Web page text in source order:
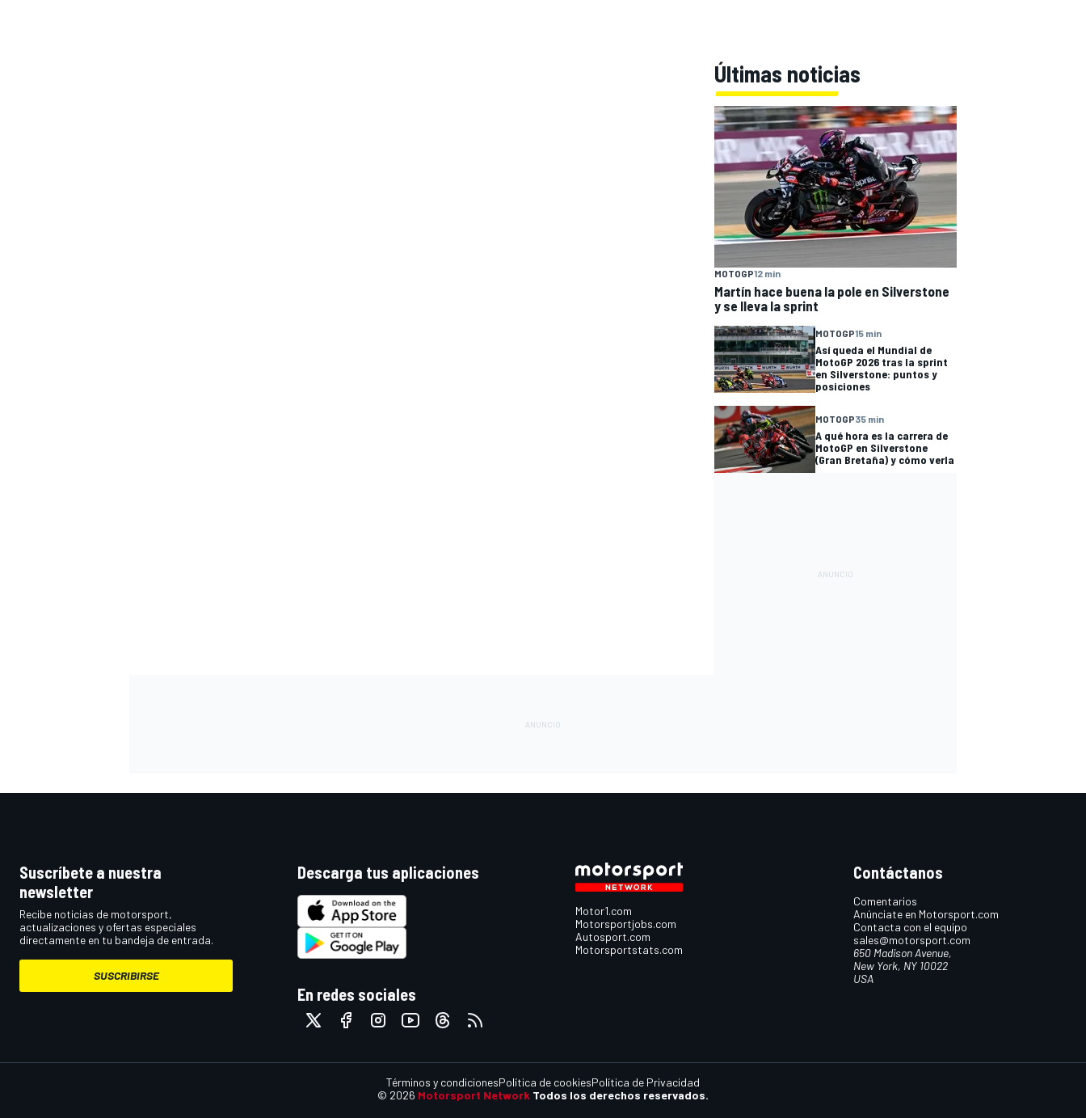
Últimas noticias
MOTOGP12 min
Martín hace buena la pole en Silverstone
y se lleva la sprint
MOTOGP15 min
Así queda el Mundial de
MotoGP 2026 tras la sprint
en Silverstone: puntos y
posiciones
MOTOGP35 min
A qué hora es la carrera de
MotoGP en Silverstone
(Gran Bretaña) y cómo verla
Suscríbete a nuestra
newsletter
Recibe noticias de motorsport,
actualizaciones y ofertas especiales
directamente en tu bandeja de entrada.
SUSCRIBIRSE
Descarga tus aplicaciones
En redes sociales
Motor1.com
Motorsportjobs.com
Autosport.com
Motorsportstats.com
Contáctanos
Comentarios
Anúnciate en Motorsport.com
Contacta con el equipo
sales@motorsport.com
650 Madison Avenue,
New York, NY 10022
USA
© 2026 Motorsport Network Todos los derechos reservados.
Términos y condicionesPolítica de cookiesPolítica de Privacidad